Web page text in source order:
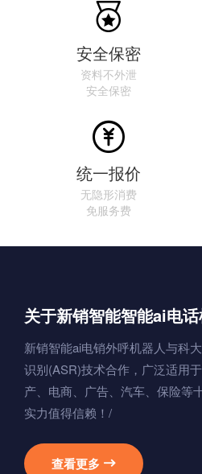

安全保密
资料不外泄
安全保密

统一报价
无隐形消费
免服务费
关于新销智能智能ai电
新销智能ai电销外呼机器人与科
识别(ASR)技术合作，广泛适用
产、电商、广告、汽车、保险等
实力值得信赖！/
查看更多 